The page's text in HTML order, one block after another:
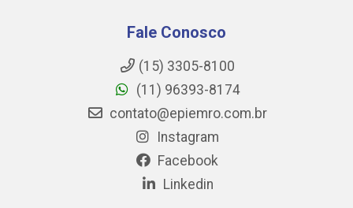
Fale Conosco
(15) 3305-8100
(11) 96393-8174
contato@epiemro.com.br
Instagram
Facebook
Linkedin